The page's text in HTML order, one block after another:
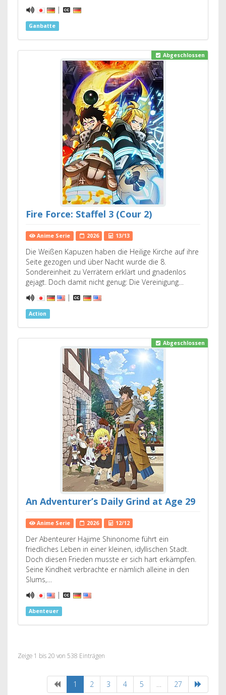
|
Ganbatte
Abgeschlossen
Fire Force: Staffel 3 (Cour 2)
Anime Serie 2026 13/13
Die Weißen Kapuzen haben die Heilige Kirche auf ihre
Seite gezogen und über Nacht wurde die 8.
Sondereinheit zu Verrätern erklärt und gnadenlos
gejagt. Doch damit nicht genug: Die Vereinigung…
|
Action
Abgeschlossen
An Adventurer’s Daily Grind at Age 29
Anime Serie 2026 12/12
Der Abenteurer Hajime Shinonome führt ein
friedliches Leben in einer kleinen, idyllischen Stadt.
Doch diesen Frieden musste er sich hart erkämpfen.
Seine Kindheit verbrachte er nämlich alleine in den
Slums,…
|
Abenteuer
Zeige 1 bis 20 von 538 Einträgen
1 2 3 4 5 … 27